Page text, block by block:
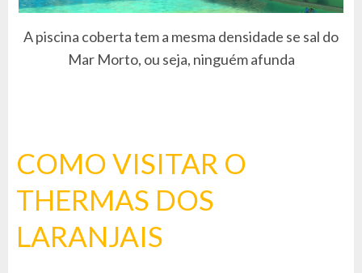
A piscina coberta tem a mesma densidade se sal do
Mar Morto, ou seja, ninguém afunda
COMO VISITAR O
THERMAS DOS
LARANJAIS